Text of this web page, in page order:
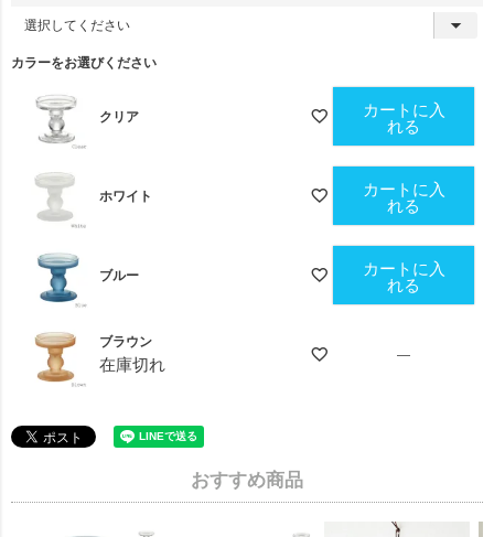
(
必
須
カラーをお選びください
クリア
カートに入
れる
ホワイト
カートに入
れる
ブルー
カートに入
れる
ブラウン
在庫切れ
—
おすすめ商品